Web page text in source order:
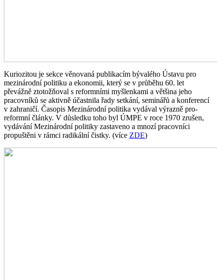
Kuriozitou je sekce věnovaná publikacím bývalého Ústavu pro
mezinárodní politiku a ekonomii, který se v průběhu 60. let
převážně ztotožňoval s reformními myšlenkami a většina jeho
pracovníků se aktivně účastnila řady setkání, seminářů a konferencí
v zahraničí. Časopis Mezinárodní politika vydával výrazně pro-
reformní články. V důsledku toho byl ÚMPE v roce 1970 zrušen,
vydávání Mezinárodní politiky zastaveno a mnozí pracovníci
propuštěni v rámci radikální čistky. (více ZDE)